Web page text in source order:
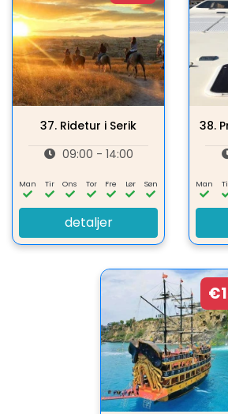
37. Ridetur i Serik
09:00 - 14:00
Man Tir Ons Tor Fre Lør Søn
detaljer
38.
Man